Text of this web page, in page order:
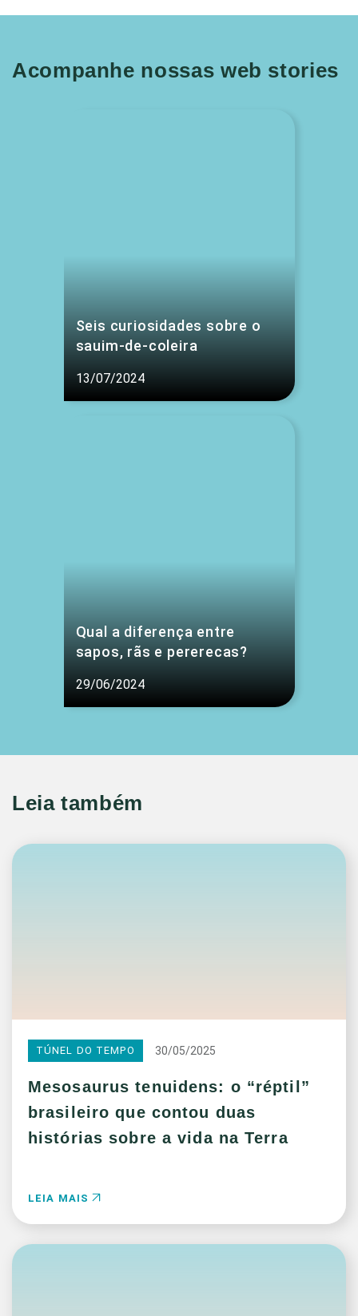
Acompanhe nossas web stories
Seis curiosidades sobre o
sauim-de-coleira
13/07/2024
Qual a diferença entre
sapos, rãs e pererecas?
29/06/2024
Leia também
TÚNEL DO TEMPO 30/05/2025
Mesosaurus tenuidens: o “réptil”
brasileiro que contou duas
histórias sobre a vida na Terra
LEIA MAIS